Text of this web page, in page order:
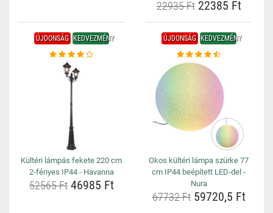
22935 Ft22385 Ft
ÚJDONSÁG KEDVEZMÉNY
Kültéri lámpás fekete 220 cm
2-fényes IP44 - Havanna
52565 Ft46985 Ft
ÚJDONSÁG KEDVEZMÉNY
Okos kültéri lámpa szürke 77
cm IP44 beépített LED-del -
Nura
67732 Ft59720,5 Ft